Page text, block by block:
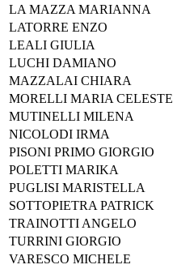
LA MAZZA MARIANNA
LATORRE ENZO
LEALI GIULIA
LUCHI DAMIANO
MAZZALAI CHIARA
MORELLI MARIA CELESTE
MUTINELLI MILENA
NICOLODI IRMA
PISONI PRIMO GIORGIO
POLETTI MARIKA
PUGLISI MARISTELLA
SOTTOPIETRA PATRICK
TRAINOTTI ANGELO
TURRINI GIORGIO
VARESCO MICHELE